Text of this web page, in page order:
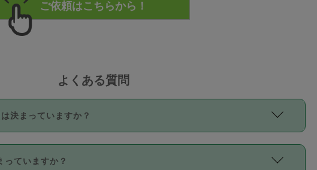
よくある質問
決まっていますか？
定です。3時間を超えて依頼したい場合は、延長機能をご利用くださ
くには、タスカジさんに事前に相談し、合意の上事前申請すること
ていますか？